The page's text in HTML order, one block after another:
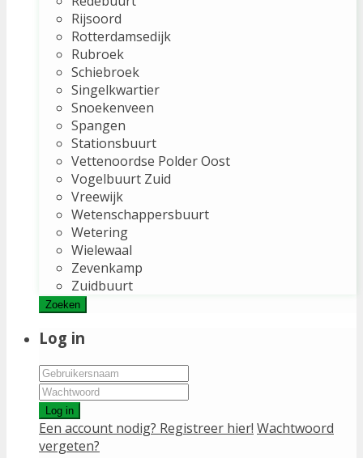
Rijsoord
Rotterdamsedijk
Rubroek
Schiebroek
Singelkwartier
Snoekenveen
Spangen
Stationsbuurt
Vettenoordse Polder Oost
Vogelbuurt Zuid
Vreewijk
Wetenschappersbuurt
Wetering
Wielewaal
Zevenkamp
Zuidbuurt
Zoeken
Log in
Log in
Een account nodig? Registreer hier! Wachtwoord
vergeten?